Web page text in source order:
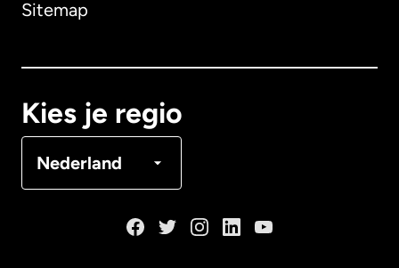
Sitemap
Kies je regio
Nederland